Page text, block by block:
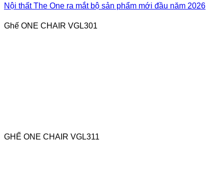
Nội thất The One ra mắt bộ sản phẩm mới đầu năm 2026
Ghế ONE CHAIR VGL301
GHẾ ONE CHAIR VGL311